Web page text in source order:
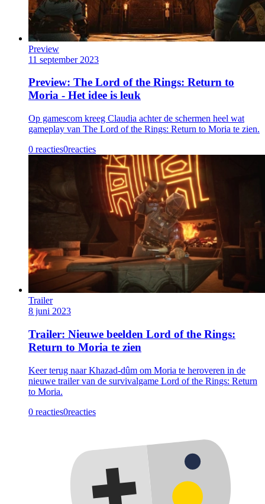
Preview
11 september 2023
Preview: The Lord of the Rings: Return to
Moria - Het idee is leuk
Op gamescom kreeg Claudia achter de schermen heel wat
gameplay van The Lord of the Rings: Return to Moria te zien.
0 reacties0reacties
Trailer
8 juni 2023
Trailer: Nieuwe beelden Lord of the Rings:
Return to Moria te zien
Keer terug naar Khazad-dûm om Moria te heroveren in de
nieuwe trailer van de survivalgame Lord of the Rings: Return
to Moria.
0 reacties0reacties